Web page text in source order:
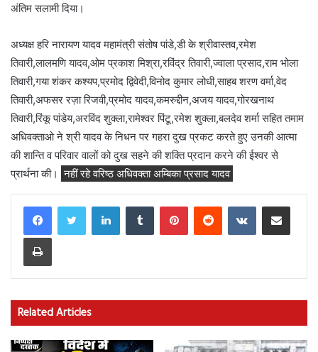
अंतिम सलामी दिया।
अध्यक्ष हरि नारायण यादव महामंत्री संतोष पांडे,डी के श्रीवास्तव,रमेश
तिवारी,लालमणि यादव,ओम प्रकाश मिश्रा,रविंद्र तिवारी,ज्वाला प्रसाद,राम भोला
तिवारी,गया शंकर कश्यप,प्रमोद द्विवेदी,विनोद कुमार लोधी,साहब शरण वर्मा,वेद
तिवारी,अफसर रज़ा रिजवी,प्रमोद यादव,कमरुद्दीन,अजय यादव,गोरखनाथ
तिवारी,रिंकू पांडेय,अरविंद शुक्ला,रामेश्वर पिंटू,रमेश शुक्ला,बलदेव शर्मा सहित तमाम
अधिवक्ताओ ने श्री यादव के निधन पर गहरा दुख प्रकट करते हुए उनकी आत्मा
की शान्ति व परिवार वालों को दुख सहने की शक्ति प्रदान करने की ईश्वर से
प्रार्थना की। नहीं रहे वरिष्ठ अधिवक्ता अम्बिका प्रसाद यादव
LinkedInTumblr PinterestReddit VKontakteShare via Email
Print
Related Articles